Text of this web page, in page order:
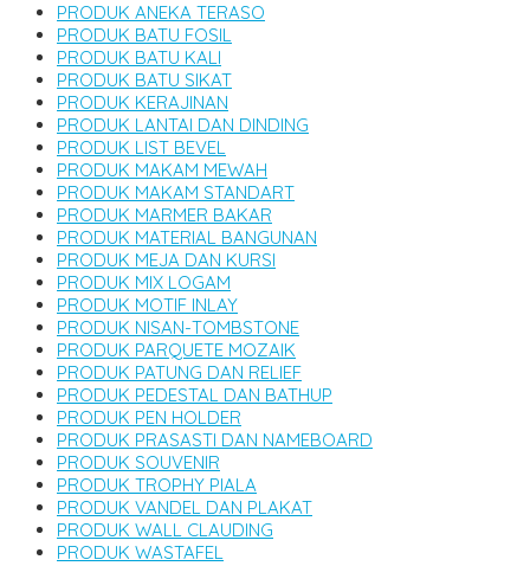
PRODUK ANEKA TERASO
PRODUK BATU FOSIL
PRODUK BATU KALI
PRODUK BATU SIKAT
PRODUK KERAJINAN
PRODUK LANTAI DAN DINDING
PRODUK LIST BEVEL
PRODUK MAKAM MEWAH
PRODUK MAKAM STANDART
PRODUK MARMER BAKAR
PRODUK MATERIAL BANGUNAN
PRODUK MEJA DAN KURSI
PRODUK MIX LOGAM
PRODUK MOTIF INLAY
PRODUK NISAN-TOMBSTONE
PRODUK PARQUETE MOZAIK
PRODUK PATUNG DAN RELIEF
PRODUK PEDESTAL DAN BATHUP
PRODUK PEN HOLDER
PRODUK PRASASTI DAN NAMEBOARD
PRODUK SOUVENIR
PRODUK TROPHY PIALA
PRODUK VANDEL DAN PLAKAT
PRODUK WALL CLAUDING
PRODUK WASTAFEL